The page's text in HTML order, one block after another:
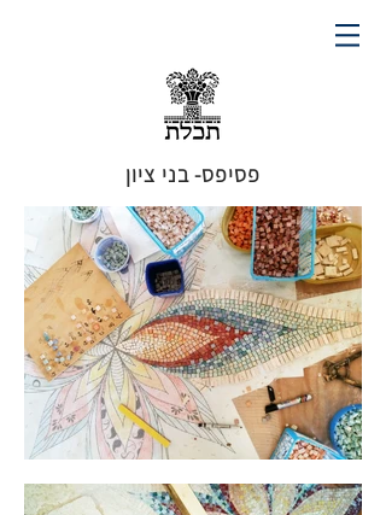
פסיפס- בני ציון